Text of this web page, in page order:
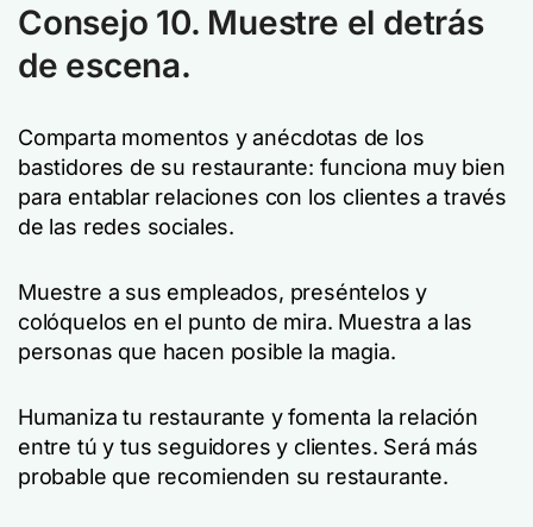
Consejo 10. Muestre el detrás
de escena.
Comparta momentos y anécdotas de los
bastidores de su restaurante: funciona muy bien
para entablar relaciones con los clientes a través
de las redes sociales.
Muestre a sus empleados, preséntelos y
colóquelos en el punto de mira. Muestra a las
personas que hacen posible la magia.
Humaniza tu restaurante y fomenta la relación
entre tú y tus seguidores y clientes. Será más
probable que recomienden su restaurante.